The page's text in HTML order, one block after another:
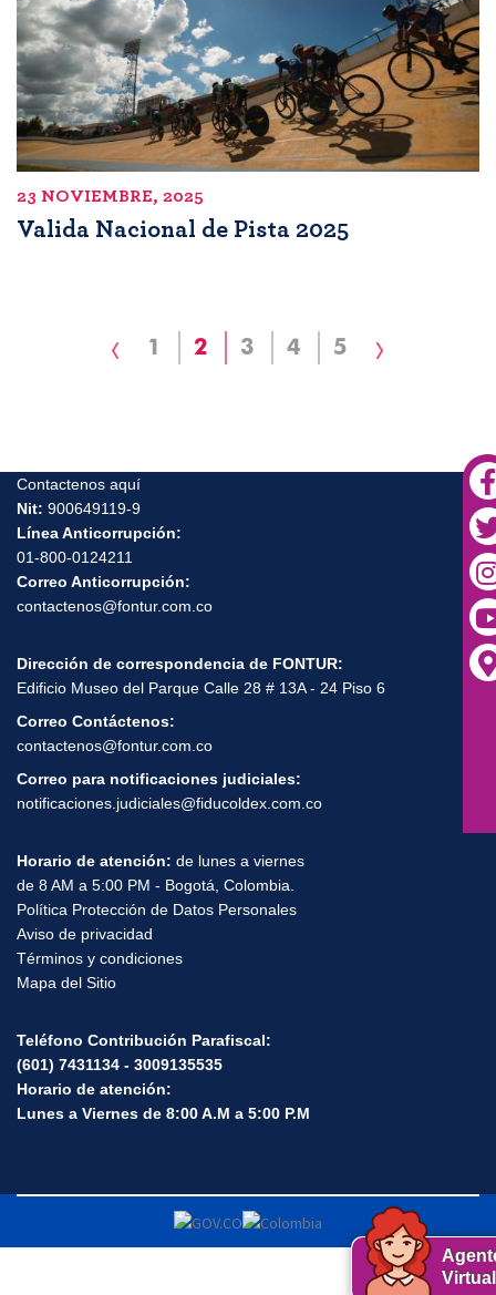
23 NOVIEMBRE, 2025
Valida Nacional de Pista 2025
Página
Page
1
Página
2 Page
3 Page
4 Page
5
Siguiente
Contactenos aquí
Nit: 900649119-9
Línea Anticorrupción:
01-800-0124211
Correo Anticorrupción:
contactenos@fontur.com.co
Dirección de correspondencia de FONTUR:
Edificio Museo del Parque Calle 28 # 13A - 24 Piso 6
Correo Contáctenos:
contactenos@fontur.com.co
Correo para notificaciones judiciales:
notificaciones.judiciales@fiducoldex.com.co
Horario de atención: de lunes a viernes
de 8 AM a 5:00 PM - Bogotá, Colombia.
Política Protección de Datos Personales
Aviso de privacidad
Términos y condiciones
Mapa del Sitio
Teléfono Contribución Parafiscal:
(601) 7431134 - 3009135535
Horario de atención:
Lunes a Viernes de 8:00 A.M a 5:00 P.M
Virtual